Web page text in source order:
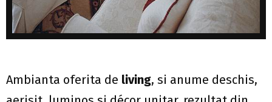
Ambianta oferita de living, si anume deschis,